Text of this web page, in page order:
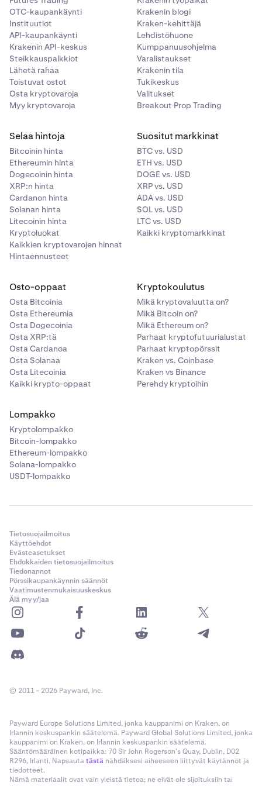
2 Napauta Lainat-sivun yläreunassa Omat lainat.
3
Nyt näet useita paneeleita, jotka sisältävät tärkeitä
tietoja lainoistasi. Ymmärtääksesi paremmin, mitä
kukin paneeli, mittari ja arvo tarkoittaa, laajenna alla
olevaFlexline-lainan tietojen ymmärtäminen
4 Aktiiviset lainat
näkyvät marginaalin
yleiskatsauksen alla. Voit napauttaa mitä tahansa
aktiivista lainaa nähdäksesi lisätietoja tai
lopettaaksesi lainan.
josta voit tarkastella minkä tahansa suljetun lainan
tietoja.
• Ylläpitomarginaali:
Vähimmäispääoma, joka sinun
on ylläpidettävä lainojen pitämiseksi avoinna. Tämän
tason alittaminen voi johtaa vakuuksien likvidointiin.
Aktiiviset lainat
Aktiiviset lainat -osio näyttää kaikki tällä hetkellä
avoinna olevat Flexline-lainat. Täältä voit tarkastella
keskeisiä tietoja, kuten korkoja, vakuusvaatimuksia,
yksittäisen lainan nähdäksesi lisätietoja.
• Saldo:Tililläsi olevan varan kokonaismäärä.
• Keskihinta:
Keskihinta, jolla olet hankkinut varan
oletusvaluutassasi.
• Nykyinen hinta: Varan reaaliaikainen markkinahinta.
• Arvioitu arvo: Varasaldosi nykyinen arvo
markkinahintojen perusteella.
voitto tai tappio verrattuna keskimääräiseen
hankintahintaan. Tämä arvo ei realisoidu, ellei varaa
myydä.
Saldot
Saldot-osio näyttää tililläsi tällä hetkellä olevat varat,
mukaan lukien ne, joita käytetään Flexline-lainojen
vakuutena. Tämän näkymän avulla voit seurata varojen
• Saldo:Tililläsi olevan varan kokonaismäärä.
• Keskihinta:Keskihinta, jolla olet hankkinut varan
oletusvaluutassasi.
• Arvioitu arvo:Varasaldosi nykyinen arvo
• Realisoitumaton tulos (UP&L):
voitto tai tappio verrattuna keskimääräiseen
hankintahintaan. Tämä arvo ei realisoidu, ellei varaa
myydä.
Äskettäiset maksut
Viimeisimmät maksut -osio tarjoaa kronologisen lokin
viimeisimmistä Flexline-liittyvistä toiminnoista. Tämä
sisältää tilillesi kohdistetut korkomaksut,
takaisinmaksut ja muut lainaan liittyvät kulut.
• Vara:Vara, johon korkomaksu tai kulu kohdistettiin.
takaisinmaksu.
• Maksu: Tietyltä korkojaksolta tai
maksutapahtumasta peritty summa.
• Aika:Päivämäärä ja kellonaika, jolloin maksu
OTC-kaupankäynti
Instituutiot
API-kaupankäynti
Krakenin API-keskus
Steikkauspalkkiot
Lähetä rahaa
Toistuvat ostot
Osta kryptovaroja
Myy kryptovaroja
Krakenin blogi
Kraken-kehittäjä
Lehdistöhuone
Kumppanuusohjelma
Varalistaukset
Krakenin tila
Tukikeskus
Valitukset
Breakout Prop Trading
Selaa hintoja
Bitcoinin hinta
Ethereumin hinta
Dogecoinin hinta
XRP:n hinta
Cardanon hinta
Solanan hinta
Litecoinin hinta
Kryptoluokat
Kaikkien kryptovarojen hinnat
Hintaennusteet
Suositut markkinat
BTC vs. USD
ETH vs. USD
DOGE vs. USD
XRP vs. USD
ADA vs. USD
SOL vs. USD
LTC vs. USD
Kaikki kryptomarkkinat
Osto-oppaat
Osta Bitcoinia
Osta Ethereumia
Osta Dogecoinia
Osta XRP:tä
Osta Cardanoa
Osta Solanaa
Osta Litecoinia
Kaikki krypto-oppaat
Kryptokoulutus
Mikä kryptovaluutta on?
Mikä Bitcoin on?
Mikä Ethereum on?
Parhaat kryptofutuurialustat
Parhaat kryptopörssit
Kraken vs. Coinbase
Kraken vs Binance
Perehdy kryptoihin
Lompakko
Kryptolompakko
Bitcoin-lompakko
Ethereum-lompakko
Solana-lompakko
USDT-lompakko
Tietosuojailmoitus
Käyttöehdot
Evästeasetukset
Ehdokkaiden tietosuojailmoitus
Tiedonannot
Pörssikaupankäynnin säännöt
Vaatimustenmukaisuuskeskus
Älä myy/jaa
© 2011 - 2026 Payward, Inc.
Payward Europe Solutions Limited, jonka kauppanimi on Kraken, on
Irlannin keskuspankin säätelemä. Payward Global Solutions Limited, jonka
kauppanimi on Kraken, on Irlannin keskuspankin säätelemä.
Sääntömääräinen kotipaikka: 70 Sir John Rogerson’s Quay, Dublin, D02
R296, Irlanti. Napsautatästä nähdäksesi aiheeseen liittyvät käytännöt ja
tiedotteet.
Nämä materiaalit ovat vain yleistä tietoa; ne eivät ole sijoituksiin tai